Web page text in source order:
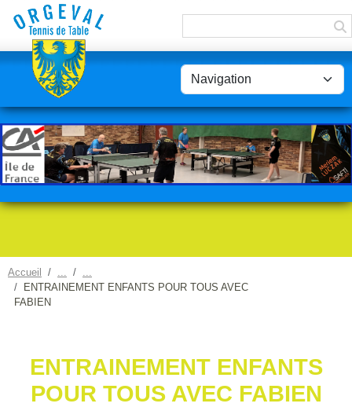
Accueil
ENTRAINEMENT ENFANTS POUR TOUS AVEC
FABIEN
ENTRAINEMENT ENFANTS
POUR TOUS AVEC FABIEN
Panneau de gestion des cookies